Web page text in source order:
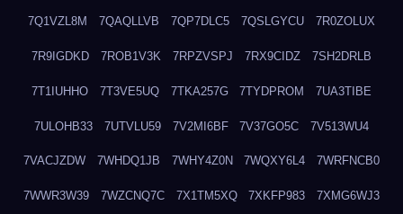
7Q1VZL8M 7QAQLLVB 7QP7DLC5 7QSLGYCU 7R0ZOLUX
7R9IGDKD 7ROB1V3K 7RPZVSPJ 7RX9CIDZ 7SH2DRLB
7T1IUHHO 7T3VE5UQ 7TKA257G 7TYDPROM 7UA3TIBE
7ULOHB33 7UTVLU59 7V2MI6BF 7V37GO5C 7V513WU4
7VACJZDW 7WHDQ1JB 7WHY4Z0N 7WQXY6L4 7WRFNCB0
7WWR3W39 7WZCNQ7C 7X1TM5XQ 7XKFP983 7XMG6WJ3